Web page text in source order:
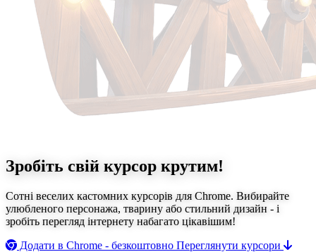
Зробіть свій курсор крутим!
Сотні веселих кастомних курсорів для Chrome. Вибирайте
улюбленого персонажа, тварину або стильний дизайн - і
зробіть перегляд інтернету набагато цікавішим!
Додати в Chrome - безкоштовно Переглянути курсори